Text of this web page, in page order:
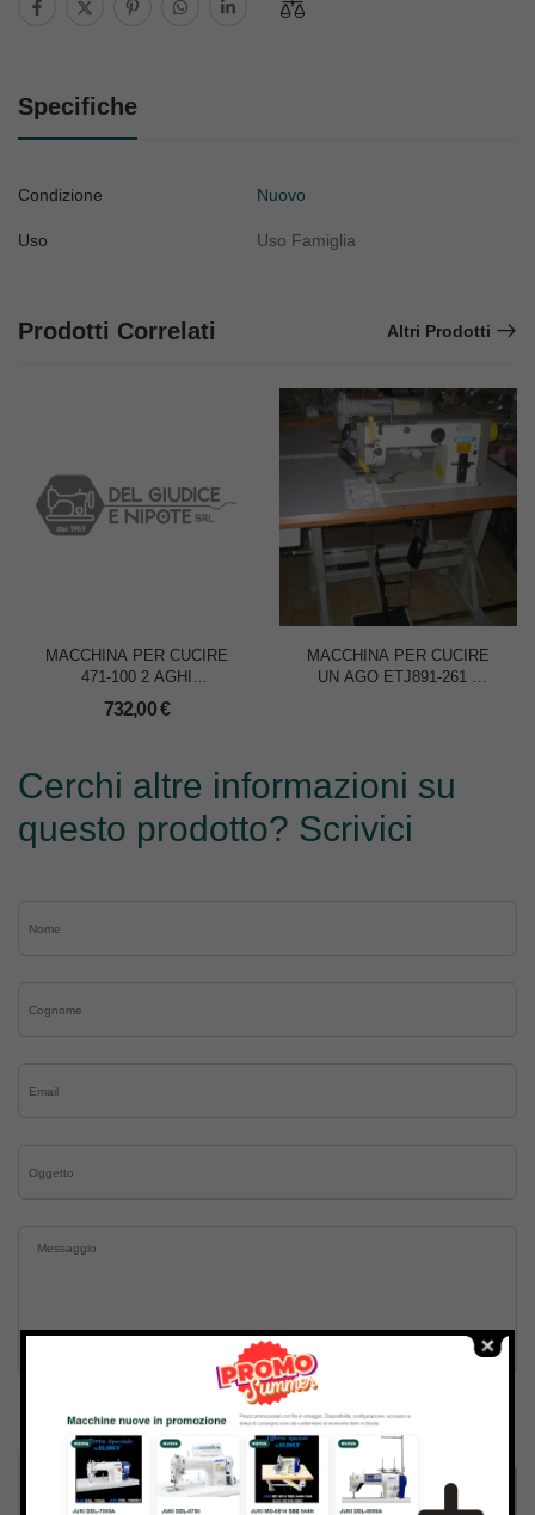
Specifiche
Condizione Nuovo
Uso Uso Famiglia
Prodotti Correlati Altri Prodotti
MACCHINA PER CUCIRE
471-100 2 AGHI
mm.4,8/6,4/10
732,00€
MACCHINA PER CUCIRE
UN AGO ETJ891-261 –
Cerchi altre informazioni su
questo prodotto? Scrivici
Inviando il messaggio confermo di aver letto e accettato
Termini e condizionidel sito web